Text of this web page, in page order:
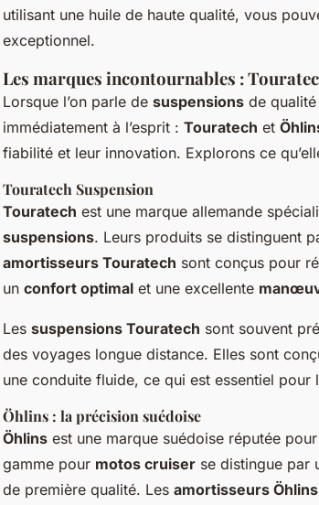
utilisant une huile de haute qualité, vous
exceptionnel.
Les marques incontournables :
Lorsque l’on parle de suspensions de
immédiatement à l’esprit : Touratech et
fiabilité et leur innovation. Explorons ce
Touratech Suspension
Touratech est une marque allemande
suspensions. Leurs produits se distinguent
amortisseurs Touratech sont conçus pour
un confort optimal et une excellente
Les suspensions Touratech sont souvent
des voyages longue distance. Elles sont
une conduite fluide, ce qui est essentiel pour
Öhlins : la précision suédoise
Öhlins est une marque suédoise réputée
gamme pour motos cruiser se distingue par
de première qualité. Les amortisseurs Öhlins